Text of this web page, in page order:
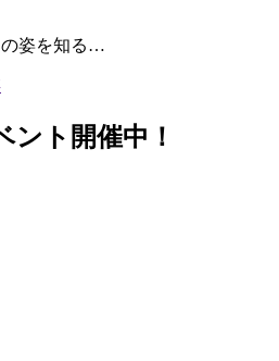
の姿を知る…
ント開催中！